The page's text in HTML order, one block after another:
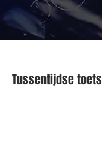
Tussentijdse toets